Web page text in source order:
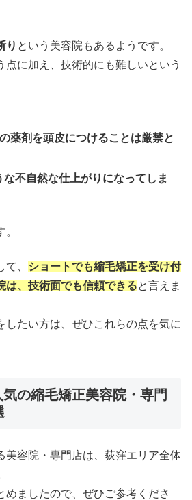
り という美容院もあるようです。
点に加え、技術的にも難しいという
薬剤を頭皮につけることは厳禁と
不自然な仕上がりになってしま
、 ショートでも縮毛矯正を受け付
、 技術面でも信頼できると言えま
したい方は、ぜひこれらの点を気に
の縮毛矯正美容院・専門
美容院・専門店は、荻窪エリア全体
めましたので、ぜひご参考くださ